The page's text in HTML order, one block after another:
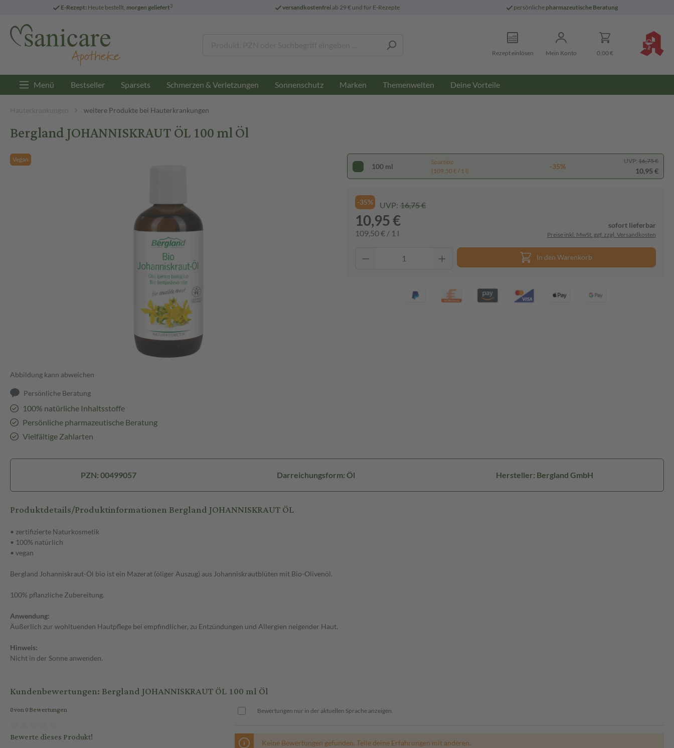
E-Rezept: Heute bestellt, morgen geliefert3 versandkostenfreiab 29 € und für E-Rezepte persönliche pharmazeutische Beratung
Rezept einlösen Mein Konto 0,00 €
Menü Bestseller Sparsets Schmerzen & Verletzungen Sonnenschutz Marken Themenwelten Deine Vorteile
Hauterkrankungen weitere Produkte bei Hauterkrankungen
Bergland JOHANNISKRAUT ÖL 100 ml Öl
Vegan
Abbildung kann abweichen
Persönliche Beratung
100% natürliche Inhaltsstoffe
Persönliche pharmazeutische Beratung
Vielfältige Zahlarten
100 ml
Spartipp
(109,50 € / 1 l)
-35%
UVP: 16,75 €
10,95 €
-35% UVP: 16,75 €
10,95 €
109,50 € / 1 l
sofort lieferbar
Preise inkl. MwSt. ggf. zzgl. Versandkosten
In den Warenkorb
PZN: 00499057 Darreichungsform: Öl Hersteller: Bergland GmbH
Produktdetails/Produktinformationen Bergland JOHANNISKRAUT ÖL
• zertifizierte Naturkosmetik
• 100% natürlich
• vegan
Bergland Johanniskraut-Öl bio ist ein Mazerat (öliger Auszug) aus Johanniskrautblüten mit Bio-Olivenöl.
100% pflanzliche Zubereitung.
Anwendung:
Äußerlich zur wohltuenden Hautpflege bei empfindlicher, zu Entzündungen und Allergien neigender Haut.
Hinweis:
Nicht in der Sonne anwenden.
Kundenbewertungen: Bergland JOHANNISKRAUT ÖL 100 ml Öl
0 von 0 Bewertungen
Bewerte dieses Produkt!
Bewertungen nur in der aktuellen Sprache anzeigen.
Keine Bewertungen gefunden. Teile deine Erfahrungen mit anderen.